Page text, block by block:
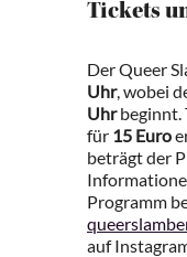
Tickets
Der Queer
Uhr, wobei
Uhrbeginnt.
für 15 Euro
beträgt der
Programm
auf